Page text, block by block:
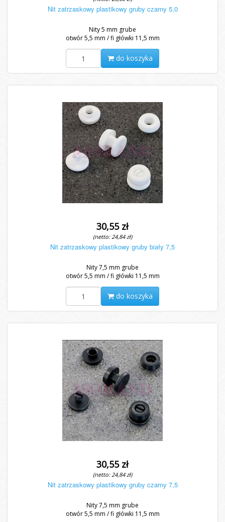
Nit zatrzaskowy plastikowy gruby czarny 5,0
Nity 5 mm grube
otwór 5,5 mm / fi główki 11,5 mm
do koszyka
30,55 zł
(netto: 24,84 zł)
Nit zatrzaskowy plastikowy gruby biały 7,5
Nity 7,5 mm grube
otwór 5,5 mm / fi główki 11,5 mm
do koszyka
30,55 zł
(netto: 24,84 zł)
Nit zatrzaskowy plastikowy gruby czarny 7,5
Nity 7,5 mm grube
otwór 5,5 mm / fi główki 11,5 mm